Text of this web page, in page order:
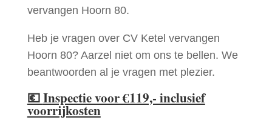
vervangen Hoorn 80.
Heb je vragen over CV Ketel vervangen
Hoorn 80? Aarzel niet om ons te bellen. We
beantwoorden al je vragen met plezier.
💶Inspectie voor €119,- inclusief
voorrijkosten